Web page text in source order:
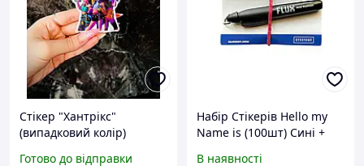
Стікер "Хантрікс"
(випадковий колір)
Готово до відправки
Набір Стікерів Hello my
Name is (100шт) Сині +
В наявності